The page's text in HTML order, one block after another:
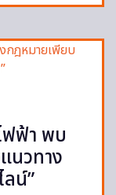
ฟ้า พบ
นวทาง
น์”